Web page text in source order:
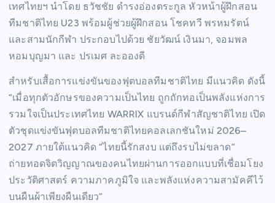
เทศไทยฯ นำโดย ธวัชชัย ดำรงอ่องตระกูล หัวหน้าผู้ฝึกสอน
ทีมชาติไทย U23 พร้อมผู้ช่วยผู้ฝึกสอน โชคทวี พรหมรัตน์
และสามนักกีฬา ประกอบไปด้วย ชัยวัฒน์ เงินมา, จอมพล
หอมบุญมา และ ปรเมศ ละอองดี
สำหรับเสื้อการแข่งขันของฟุตบอลทีมชาติไทย มีแนวคิด ดังนี้
“เมื่อทุกตัวอักษรของความเป็นไทย ถูกถักทอเป็นพลังแห่งการ
รวมใจเป็นประเทศไทย WARRIX แบรนด์กีฬาสัญชาติไทย เปิด
ตัวชุดแข่งขันฟุตบอลทีมชาติไทยคอลเลกชันใหม่ 2026–
2027 ภายใต้แนวคิด “ไทยนี้รักสงบ แต่ถึงรบไม่ขลาด”
ถ่ายทอดจิตวิญญาณของคนไทยผ่านการออกแบบที่เชื่อมโยง
ประวัติศาสตร์ ความภาคภูมิใจ และพลังแห่งความสามัคคีไว้
บนผืนผ้าเพียงผืนเดียว”